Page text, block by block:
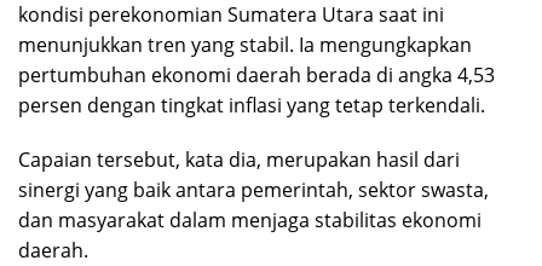
kondisi perekonomian Sumatera Utara saat ini
menunjukkan tren yang stabil. Ia mengungkapkan
pertumbuhan ekonomi daerah berada di angka 4,53
persen dengan tingkat inflasi yang tetap terkendali.
Capaian tersebut, kata dia, merupakan hasil dari
sinergi yang baik antara pemerintah, sektor swasta,
dan masyarakat dalam menjaga stabilitas ekonomi
daerah.